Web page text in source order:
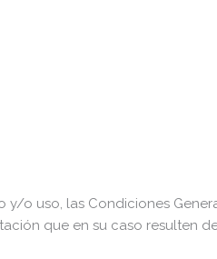
o uso, las Condiciones
que en su caso resulten